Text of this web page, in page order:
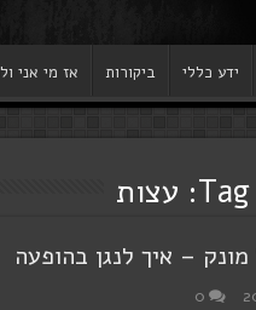
ידע כללי ביקורות אז מי אני
עצות
– איך לנגן בהופעה
0